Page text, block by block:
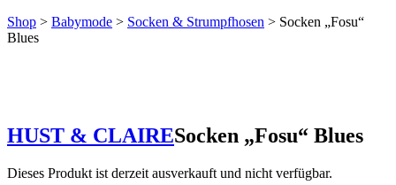
Shop > Babymode > Socken & Strumpfhosen > Socken „Fosu“
Blues
HUST & CLAIRESocken „Fosu“ Blues
Dieses Produkt ist derzeit ausverkauft und nicht verfügbar.